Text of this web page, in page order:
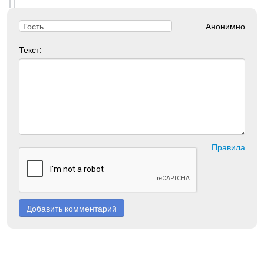
Анонимно
Текст:
Правила
Добавить комментарий